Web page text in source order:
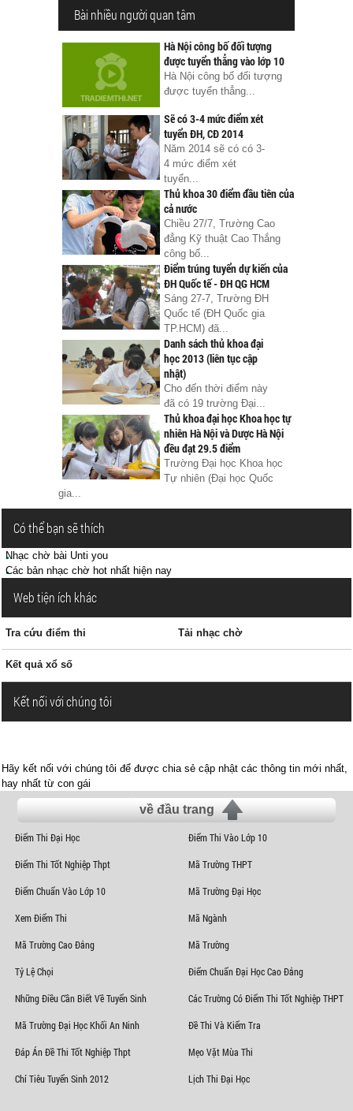
Bài nhiều người quan tâm
Hà Nội công bố đối tượng
được tuyển thẳng vào lớp 10
Hà Nội công bố đối tượng
được tuyển thẳng...
Sẽ có 3-4 mức điểm xét
tuyển ĐH, CĐ 2014
Năm 2014 sẽ có có 3-
4 mức điểm xét
tuyển...
Thủ khoa 30 điểm đầu tiên của
cả nước
Chiều 27/7, Trường Cao
đẳng Kỹ thuật Cao Thắng
công bố...
Điểm trúng tuyển dự kiến của
ĐH Quốc tế - ĐH QG HCM
Sáng 27-7, Trường ĐH
Quốc tế (ĐH Quốc gia
TP.HCM) đã...
Danh sách thủ khoa đại
học 2013 (liên tục cập
nhật)
Cho đến thời điểm này
đã có 19 trường Đại...
Thủ khoa đại học Khoa học tự
nhiên Hà Nội và Dược Hà Nội
đều đạt 29.5 điểm
Trường Đại học Khoa học
Tự nhiên (Đại học Quốc
gia...
Có thể bạn sẽ thích
Nhạc chờ bài Unti you
Các bản nhạc chờ hot nhất hiện nay
Web tiện ích khác
Tra cứu điểm thi Tải nhạc chờ
Kết quả xổ số
Kết nối với chúng tôi
Hãy kết nối với chúng tôi để được chia sẻ cập nhật các thông tin mới nhất,
hay nhất từ con gái
về đầu trang
Điểm Thi Đại Học Điểm Thi Vào Lớp 10
Điểm Thi Tốt Nghiệp Thpt Mã Trường THPT
Điểm Chuẩn Vào Lớp 10 Mã Trường Đại Học
Xem Điểm Thi Mã Ngành
Mã Trường Cao Đẳng Mã Trường
Tỷ Lệ Chọi Điểm Chuẩn Đại Học Cao Đẳng
Những Điều Cần Biết Về Tuyển Sinh Các Trường Có Điểm Thi Tốt Nghiệp THPT
Mã Trường Đại Học Khối An Ninh Đề Thi Và Kiểm Tra
Đáp Án Đề Thi Tốt Nghiệp Thpt Mẹo Vặt Mùa Thi
Chỉ Tiêu Tuyển Sinh 2012 Lịch Thi Đại Học